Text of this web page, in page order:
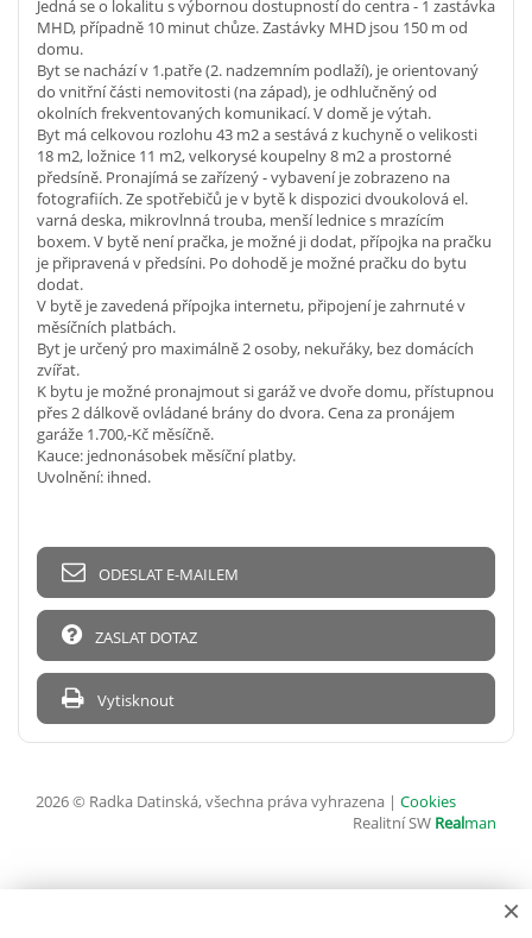
Jedná se o lokalitu s výbornou dostupností do centra - 1 zastávka
MHD, případně 10 minut chůze. Zastávky MHD jsou 150 m od
domu.
Byt se nachází v 1.patře (2. nadzemním podlaží), je orientovaný
do vnitřní části nemovitosti (na západ), je odhlučněný od
okolních frekventovaných komunikací. V domě je výtah.
Byt má celkovou rozlohu 43 m2 a sestává z kuchyně o velikosti
18 m2, ložnice 11 m2, velkorysé koupelny 8 m2 a prostorné
předsíně. Pronajímá se zařízený - vybavení je zobrazeno na
fotografiích. Ze spotřebičů je v bytě k dispozici dvoukolová el.
varná deska, mikrovlnná trouba, menší lednice s mrazícím
boxem. V bytě není pračka, je možné ji dodat, přípojka na pračku
je připravená v předsíni. Po dohodě je možné pračku do bytu
dodat.
V bytě je zavedená přípojka internetu, připojení je zahrnuté v
měsíčních platbách.
Byt je určený pro maximálně 2 osoby, nekuřáky, bez domácích
zvířat.
K bytu je možné pronajmout si garáž ve dvoře domu, přístupnou
přes 2 dálkově ovládané brány do dvora. Cena za pronájem
garáže 1.700,-Kč měsíčně.
Kauce: jednonásobek měsíční platby.
Uvolnění: ihned.
ODESLAT E-MAILEM
ZASLAT DOTAZ
Vytisknout
2026 © Radka Datinská, všechna práva vyhrazena | Cookies
Realitní SW Realman
×